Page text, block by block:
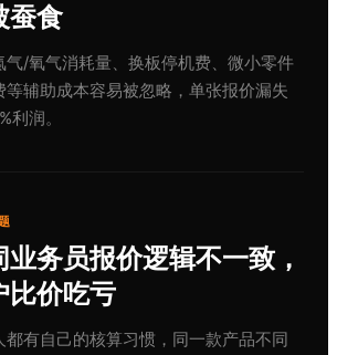
蚕食
气/氧气消耗量、换板停机费、微小零件
等辅助成本容易被忽略，单张报价漏失
利润。
业务员报价逻辑不一致，
比价吃亏
都有自己的核算习惯，同一款产品不同